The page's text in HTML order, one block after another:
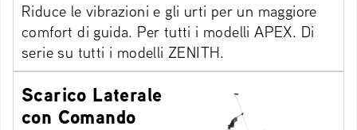
Riduce le vibrazioni e gli urti per un maggiore
comfort di guida. Per tutti i modelli APEX. Di
serie su tutti i modelli ZENITH.
Scarico Laterale
con Comando